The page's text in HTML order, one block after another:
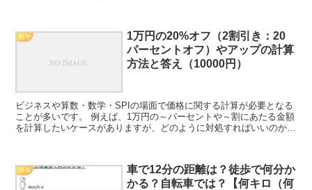
科学
1万円の20%オフ（2割引き：20
パーセントオフ）やアップの計算
方法と答え（10000円）
ビジネスや算数・数学・SPIの場面で価格に関する計算が必要となる
ことが多いです。 例えば、1万円の～パーセントや～割にあたる金額
を計算したいケースがありますが、どのように対処すればいいのか理
科学
車で12分の距離は？徒歩で何分か
かる？自転車では？【何キロ（何